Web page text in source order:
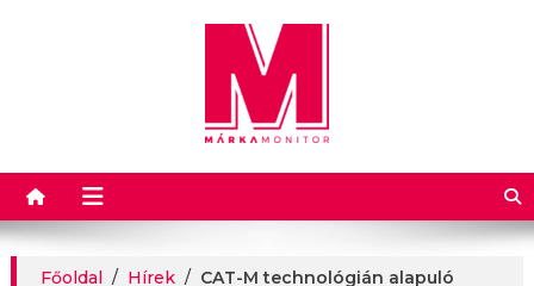
Márkamonitor
Főoldal / Hírek / CAT-M technológián alapuló